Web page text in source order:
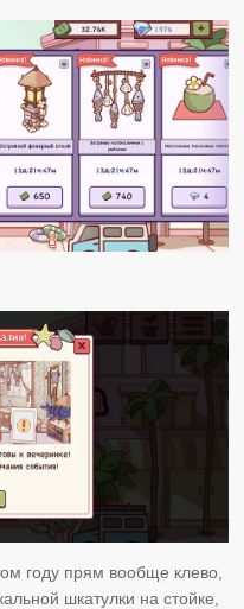
году прям вообще клево,
шкатулки на стойке,